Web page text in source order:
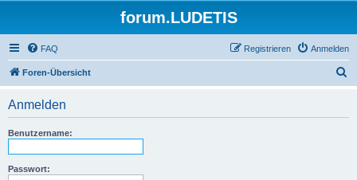
forum.LUDETIS
FAQ Anmelden
Registrieren
Foren-Übersicht
Anmelden
Benutzername:
Passwort: